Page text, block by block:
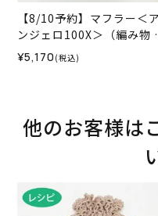
【8/10予約】マフラー＜ア
ンジェロ100X＞（編み物
料セット）
¥5,170 (税込)
他のお客様は